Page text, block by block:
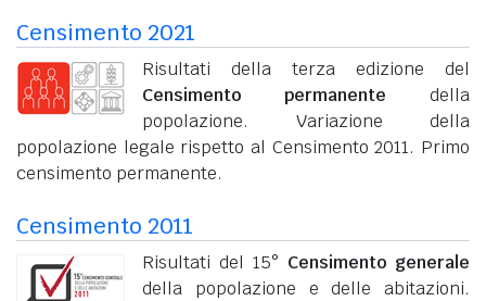
Censimento 2021
Risultati della terza edizione del
Censimento permanente della
popolazione. Variazione della
popolazione legale rispetto al Censimento 2011. Primo
censimento permanente.
Censimento 2011
Risultati del 15° Censimento generale
della popolazione e delle abitazioni.